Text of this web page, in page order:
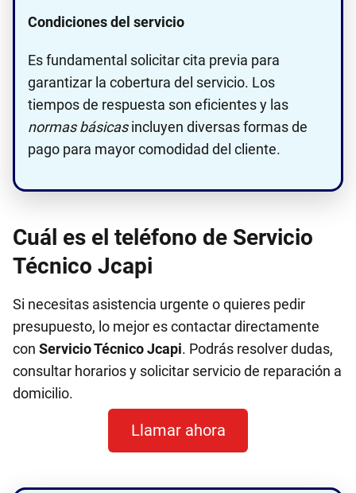
Condiciones del servicio
Es fundamental solicitar cita previa para
garantizar la cobertura del servicio. Los
tiempos de respuesta son eficientes y las
normas básicasincluyen diversas formas de
pago para mayor comodidad del cliente.
Cuál es el teléfono de Servicio
Técnico Jcapi
Si necesitas asistencia urgente o quieres pedir
presupuesto, lo mejor es contactar directamente
con Servicio Técnico Jcapi. Podrás resolver dudas,
consultar horarios y solicitar servicio de reparación a
domicilio.
Llamar ahora